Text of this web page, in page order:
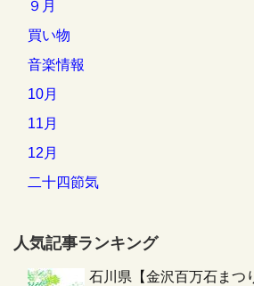
９月
買い物
音楽情報
10月
11月
12月
二十四節気
人気記事ランキング
石川県【金沢百万石まつ